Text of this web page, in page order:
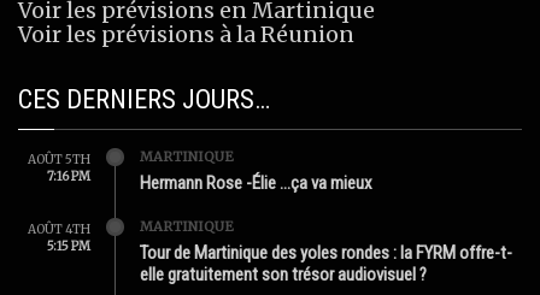
Voir les prévisions en Martinique
Voir les prévisions à la Réunion
CES DERNIERS JOURS…
AOÛT 5TH
7:16 PM
MARTINIQUE
Hermann Rose -Élie …ça va mieux
AOÛT 4TH
5:15 PM
MARTINIQUE
Tour de Martinique des yoles rondes : la FYRM offre-t-
elle gratuitement son trésor audiovisuel ?